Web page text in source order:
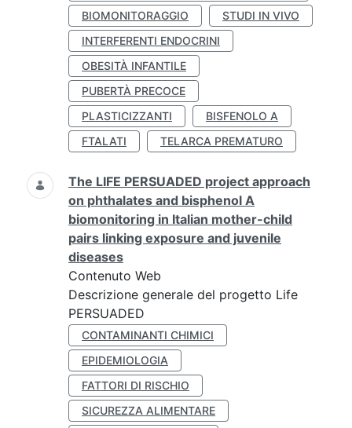
BIOMONITORAGGIO
STUDI IN VIVO
INTERFERENTI ENDOCRINI
OBESITÀ INFANTILE
PUBERTÀ PRECOCE
PLASTICIZZANTI
BISFENOLO A
FTALATI
TELARCA PREMATURO
The LIFE PERSUADED project approach
on phthalates and bisphenol A
biomonitoring in Italian mother-child
pairs linking exposure and juvenile
diseases
Contenuto Web
Descrizione generale del progetto Life
PERSUADED
CONTAMINANTI CHIMICI
EPIDEMIOLOGIA
FATTORI DI RISCHIO
SICUREZZA ALIMENTARE